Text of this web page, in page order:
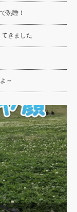
熟睡！
きました
～